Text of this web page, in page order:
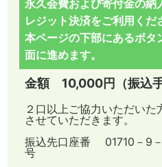
永久会費および寄付金の納
レジット決済をご利用くだ
本ページの下部にあるボタ
面に進めます。
金額 10,000円（振込手
２口以上ご協力いただい
させていただきます。
振込先口座番
号
01710－9